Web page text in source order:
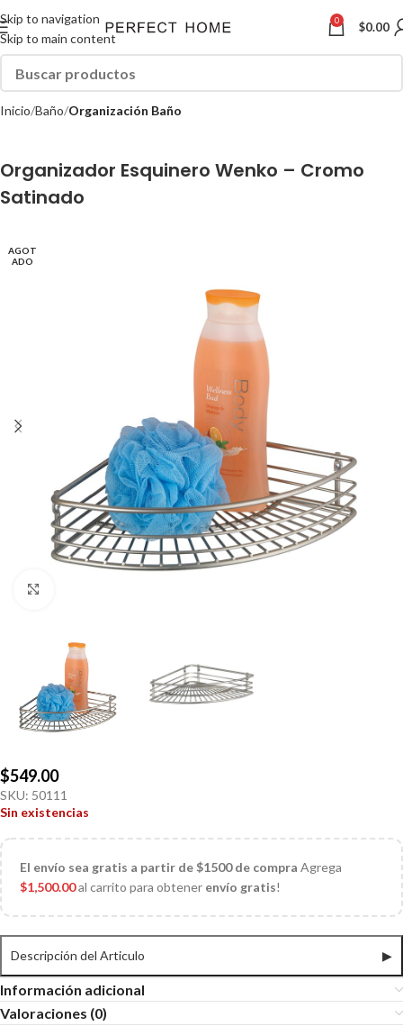
Skip to navigation
Skip to main content
0 $0.00
Inicio Baño Organización Baño
Organizador Esquinero Wenko – Cromo
Satinado
AGOT
ADO
$549.00
SKU: 50111
Sin existencias
El envío sea gratis a partir de $1500 de compra Agrega
$1,500.00al carrito para obtener envío gratis!
Descripción del Articulo ▶
Información adicional
Valoraciones (0)